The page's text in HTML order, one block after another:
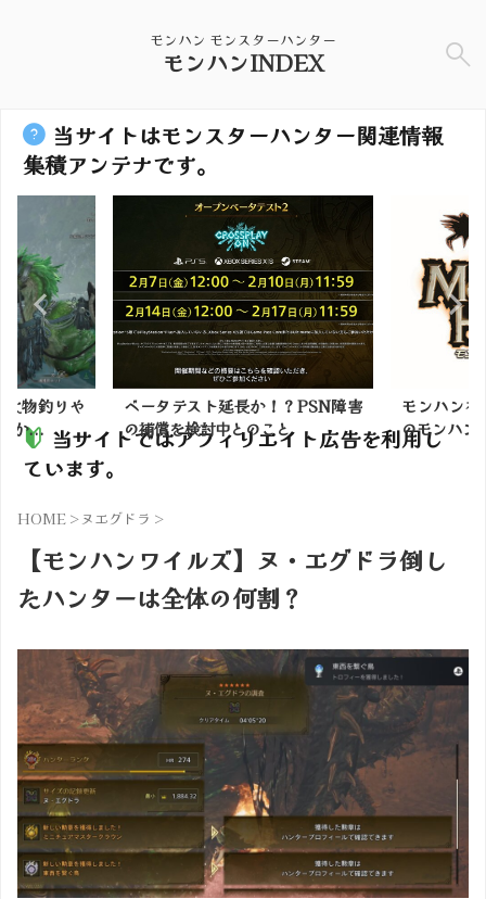
モンハン モンスターハンター
モンハンINDEX
当サイトはモンスターハンター関連情報
集積アンテナです。
りや
ベータテスト延長か！？PSN障害
の補償を検討中とのこと
モンハン初心者
のモンハンはど
当サイトではアフィリエイト広告を利用し
ています。
HOME >ヌエグドラ >
【モンハンワイルズ】ヌ・エグドラ倒し
たハンターは全体の何割？